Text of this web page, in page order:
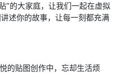
"的大家庭，让我们一起在虚拟
述你的故事，让每一刻都充满
的贴图创作中，忘却生活烦